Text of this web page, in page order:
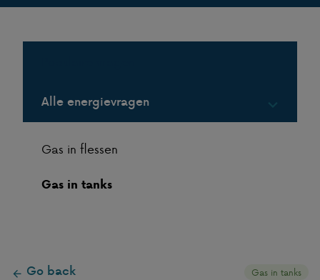
Alle energievragen
Gas in flessen
Gas in tanks
Go back Gas in tanks